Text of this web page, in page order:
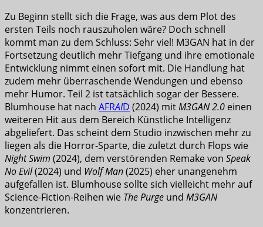
Zu Beginn stellt sich die Frage, was aus dem Plot des
ersten Teils noch rauszuholen wäre? Doch schnell
kommt man zu dem Schluss: Sehr viel! M3GAN hat in der
Fortsetzung deutlich mehr Tiefgang und ihre emotionale
Entwicklung nimmt einen sofort mit. Die Handlung hat
zudem mehr überraschende Wendungen und ebenso
mehr Humor. Teil 2 ist tatsächlich sogar der Bessere.
Blumhouse hat nach AFRAID (2024) mitM3GAN 2.0 einen
weiteren Hit aus dem Bereich Künstliche Intelligenz
abgeliefert. Das scheint dem Studio inzwischen mehr zu
liegen als die Horror-Sparte, die zuletzt durch Flops wie
Night Swim (2024), dem verstörenden Remake von Speak
No Evil(2024) und Wolf Man(2025) eher unangenehm
aufgefallen ist. Blumhouse sollte sich vielleicht mehr auf
Science-Fiction-Reihen wie The Purge und M3GAN
konzentrieren.